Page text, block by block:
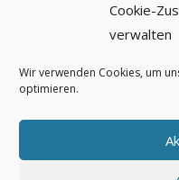
Cookie-
verwalten
Wir verwenden Cookies, um
optimieren.
Lifestylebox